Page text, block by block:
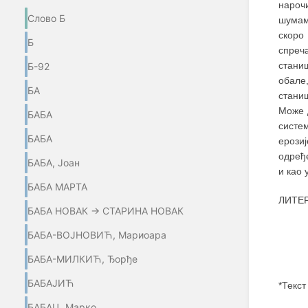
Слово Б
Б
Б-92
БА
БАБА
БАБА
БАБА, Јоан
БАБА МАРТА
БАБА НОВАК → СТАРИНА НОВАК
БАБА-ВОЈНОВИЋ, Мариоара
БАБА-МИЛКИЋ, Ђорђе
БАБАЈИЋ
Може
и као